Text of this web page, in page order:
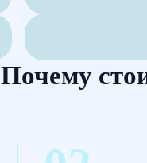
Почему